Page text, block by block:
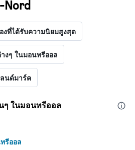
งที่ได้รับความนิยมสูงสุด
งๆ ในมอนทรีออล
นด์มาร์ค
ๆ ในมอนทรีออล
รีออล